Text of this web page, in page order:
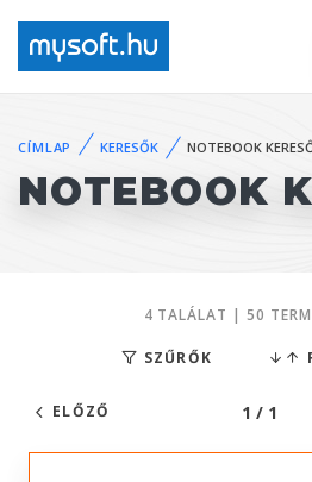
CÍMLAP KERESŐK NOTEBOOK
NOTEBOOK
4 TALÁLAT | 50
SZŰRŐK
ELŐZŐ 1 / 1